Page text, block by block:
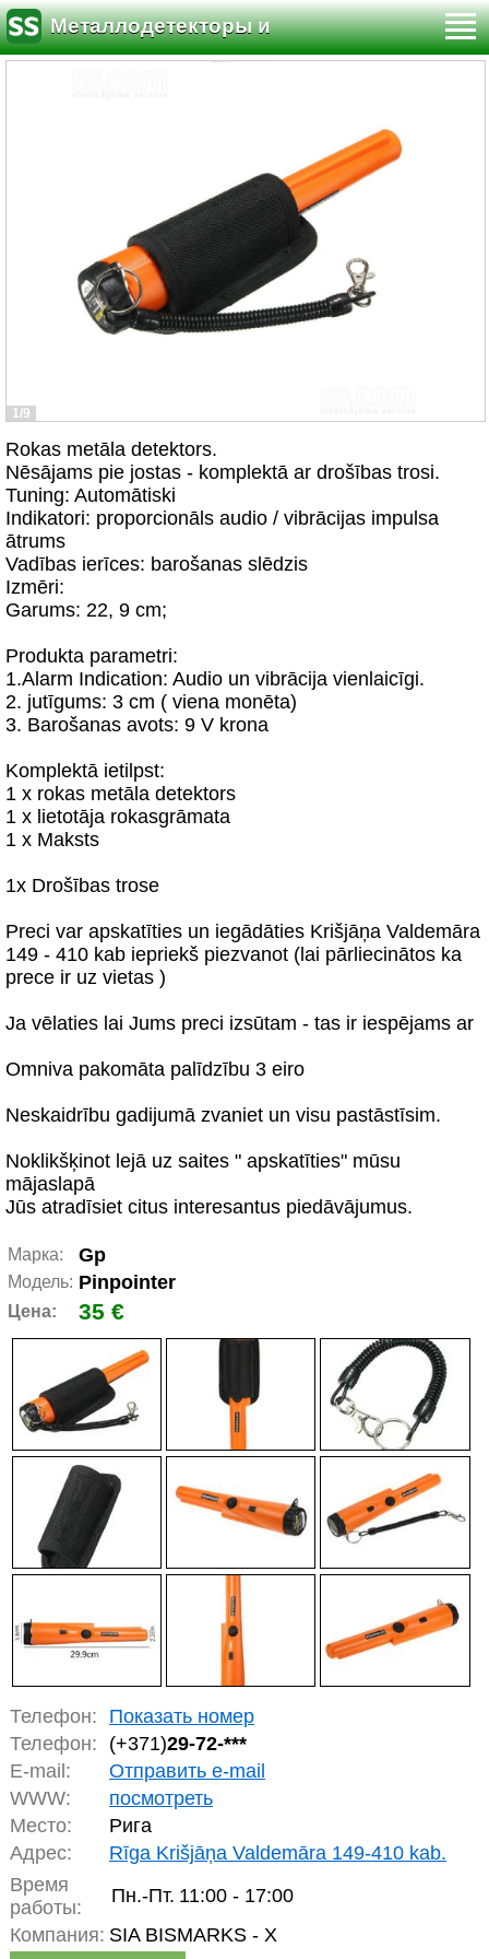
Металлодетекторы и
кладоискательство
1/9
Rokas metāla detektors.
Nēsājams pie jostas - komplektā ar drošības trosi.
Tuning: Automātiski
Indikatori: proporcionāls audio / vibrācijas impulsa
ātrums
Vadības ierīces: barošanas slēdzis
Izmēri:
Garums: 22, 9 cm;
Produkta parametri:
1.Alarm Indication: Audio un vibrācija vienlaicīgi.
2. jutīgums: 3 cm ( viena monēta)
3. Barošanas avots: 9 V krona
Komplektā ietilpst:
1 x rokas metāla detektors
1 x lietotāja rokasgrāmata
1 x Maksts
1x Drošības trose
Preci var apskatīties un iegādāties Krišjāņa Valdemāra
149 - 410 kab iepriekš piezvanot (lai pārliecinātos ka
prece ir uz vietas )
Ja vēlaties lai Jums preci izsūtam - tas ir iespējams ar
Omniva pakomāta palīdzību 3 eiro
Neskaidrību gadijumā zvaniet un visu pastāstīsim.
Noklikšķinot lejā uz saites " apskatīties" mūsu
mājaslapā
Jūs atradīsiet citus interesantus piedāvājumus.
Марка: Gp
Модель: Pinpointer
Цена: 35 €
Телефон:
Показать номер
Телефон:
(+371)29-72-***
E-mail:
Отправить e-mail
WWW:
посмотреть
Место:
Рига
Адрес:
Rīga Krišjāņa Valdemāra 149-410 kab.
Время
работы:
Пн.-Пт. 11:00 - 17:00
Компания: SIA BISMARKS - X